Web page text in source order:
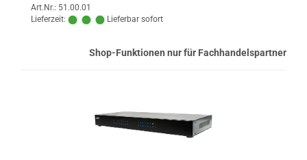
Art.Nr.: 51.00.01
Lieferzeit:
Lieferbar sofort
Shop-Funktionen nur für Fachhandelspartner